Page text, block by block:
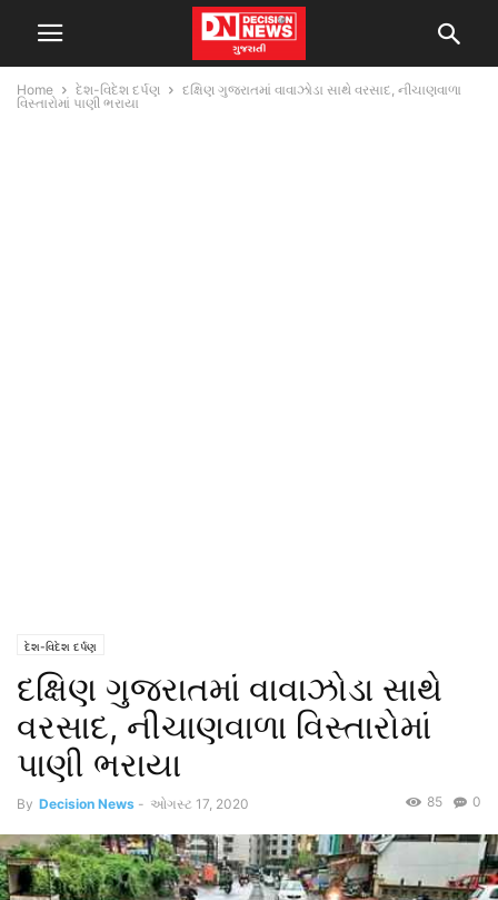
Home દેશ-વિદેશ દર્પણ
દક્ષિણ ગુજરાતમાં વાવાઝોડા સાથે વરસાદ, નીચાણવાળા
વિસ્તારોમાં પાણી ભરાયા
દેશ-વિદેશ દર્પણ
દક્ષિણ ગુજરાતમાં વાવાઝોડા સાથે
વરસાદ, નીચાણવાળા વિસ્તારોમાં
પાણી ભરાયા
By Decision News - ઓગસ્ટ 17, 2020 0
85